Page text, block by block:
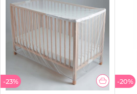
-23% -20%